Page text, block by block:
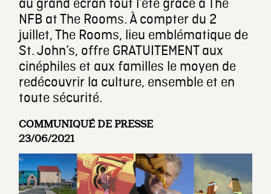
au grand écran tout l’été grâce à The
NFB at The Rooms. À compter du 2
juillet, The Rooms, lieu emblématique de
St. John’s, offre GRATUITEMENT aux
cinéphiles et aux familles le moyen de
redécouvrir la culture, ensemble et en
toute sécurité.
COMMUNIQUÉ DE PRESSE
23/06/2021